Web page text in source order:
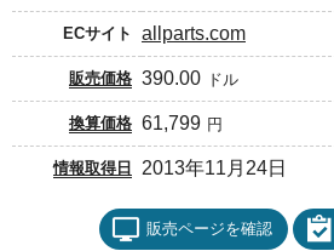
ECサイト allparts.com
販売価格 390.00 ドル
換算価格 61,799 円
情報取得日 2013年11月24日
販売ページを確認